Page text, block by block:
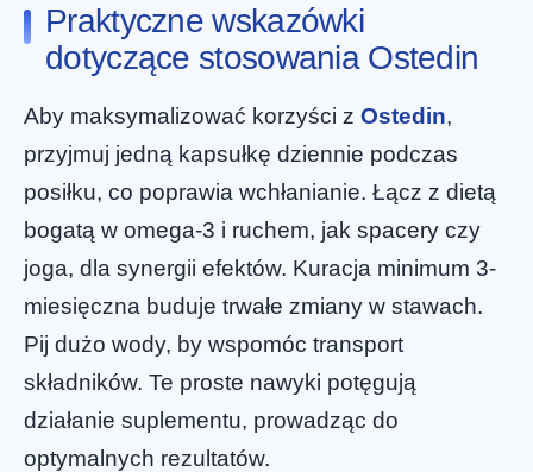
Praktyczne wskazówki
dotyczące stosowania Ostedin
Aby maksymalizować korzyści z Ostedin,
przyjmuj jedną kapsułkę dziennie podczas
posiłku, co poprawia wchłanianie. Łącz z dietą
bogatą w omega-3 i ruchem, jak spacery czy
joga, dla synergii efektów. Kuracja minimum 3-
miesięczna buduje trwałe zmiany w stawach.
Pij dużo wody, by wspomóc transport
składników. Te proste nawyki potęgują
działanie suplementu, prowadząc do
optymalnych rezultatów.